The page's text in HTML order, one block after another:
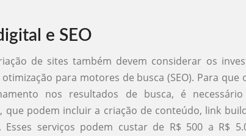
e SEO
de sites também devem considerar os
para motores de busca (SEO). Para que
nos resultados de busca, é
que podem incluir a criação de conteúdo, link
Esses serviços podem custar de R$ 500 a R$